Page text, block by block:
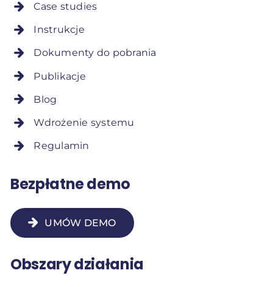
Case studies
Instrukcje
Dokumenty do pobrania
Publikacje
Blog
Wdrożenie systemu
Regulamin
Bezpłatne demo
UMÓW DEMO
Obszary działania